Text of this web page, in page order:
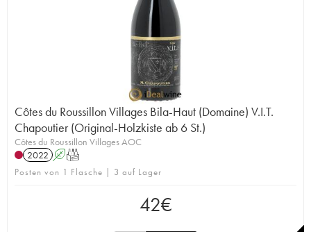
Côtes du Roussillon Villages Bila-Haut (Domaine) V.I.T.
Chapoutier (Original-Holzkiste ab 6 St.)
Côtes du Roussillon Villages AOC
2022 AT
Posten von 1 Flasche | 3 auf Lager
42€